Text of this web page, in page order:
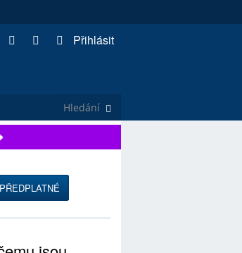
Přihlásit